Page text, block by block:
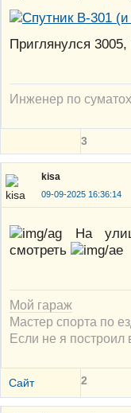
Приглянулся
Инженер по
3
kisa
09-09-2025 16:36:14
На
смотреть
Мой гараж
Мастер спорта по
Если не я
Сайт 2